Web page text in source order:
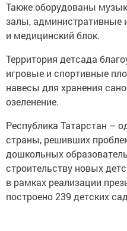
Также оборудованы
залы, административные
и медицинский блок.
Территория детсада
игровые и спортивные
навесы для хранения
озеленение.
Республика Татарстан –
страны, решивших
дошкольных
строительству новых
в рамках реализации
построено 239 детских